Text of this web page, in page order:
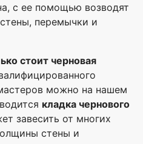
с ее помощью возводят
перемычки и
стоит черновая
можно на нашем
кладка чернового
завесить от многих
стены и